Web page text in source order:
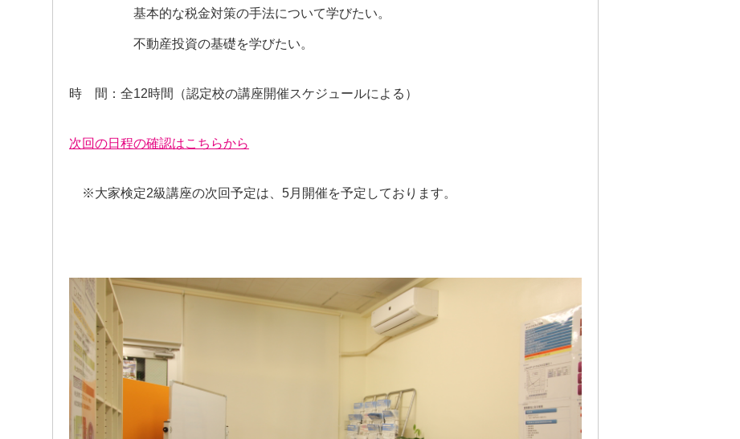
基本的な税金対策の手法について学びたい。
不動産投資の基礎を学びたい。
時 間：全12時間（認定校の講座開催スケジュールによる）
次回の日程の確認はこちらから
※大家検定2級講座の次回予定は、5月開催を予定しております。